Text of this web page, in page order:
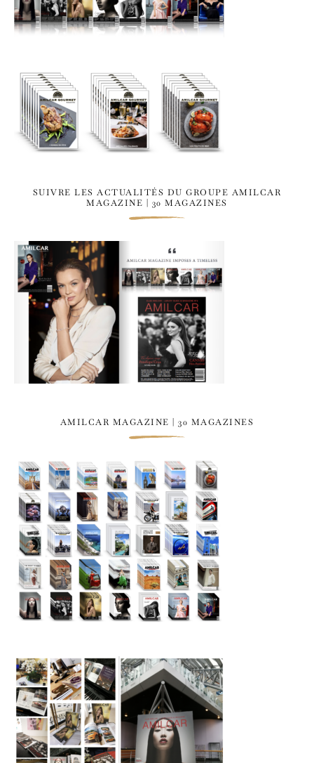
SUIVRE LES ACTUALITÉS DU GROUPE AMILCAR
MAGAZINE | 30 MAGAZINES
AMILCAR MAGAZINE | 30 MAGAZINES